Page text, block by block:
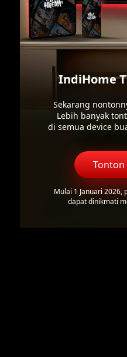
IndiHome
Sekarang
Lebih banyak
di semua device
Tonton
Mulai 1 Januari 2026,
dapat dinikmati